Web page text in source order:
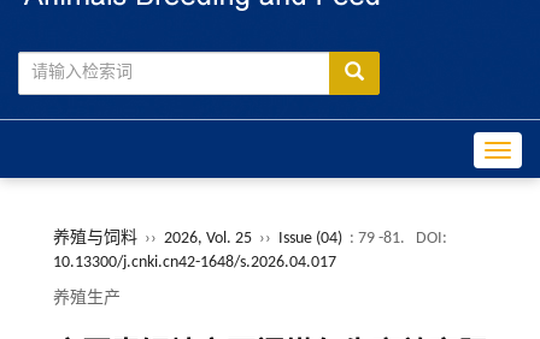
养殖与饲料 ›› 2026, Vol. 25 ›› Issue (04) : 79 -81.
DOI:
10.13300/j.cnki.cn42-1648/s.2026.04.017
养殖生产